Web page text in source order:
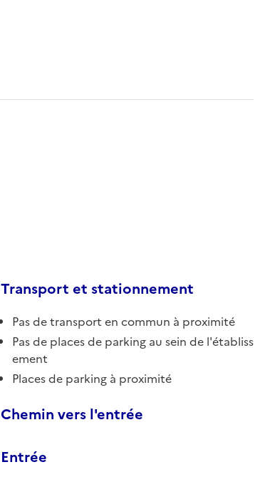
Transport et stationnement
Pas de transport en commun à proximité
Pas de places de parking au sein de l'établiss
ement
Places de parking à proximité
Chemin vers l'entrée
Entrée